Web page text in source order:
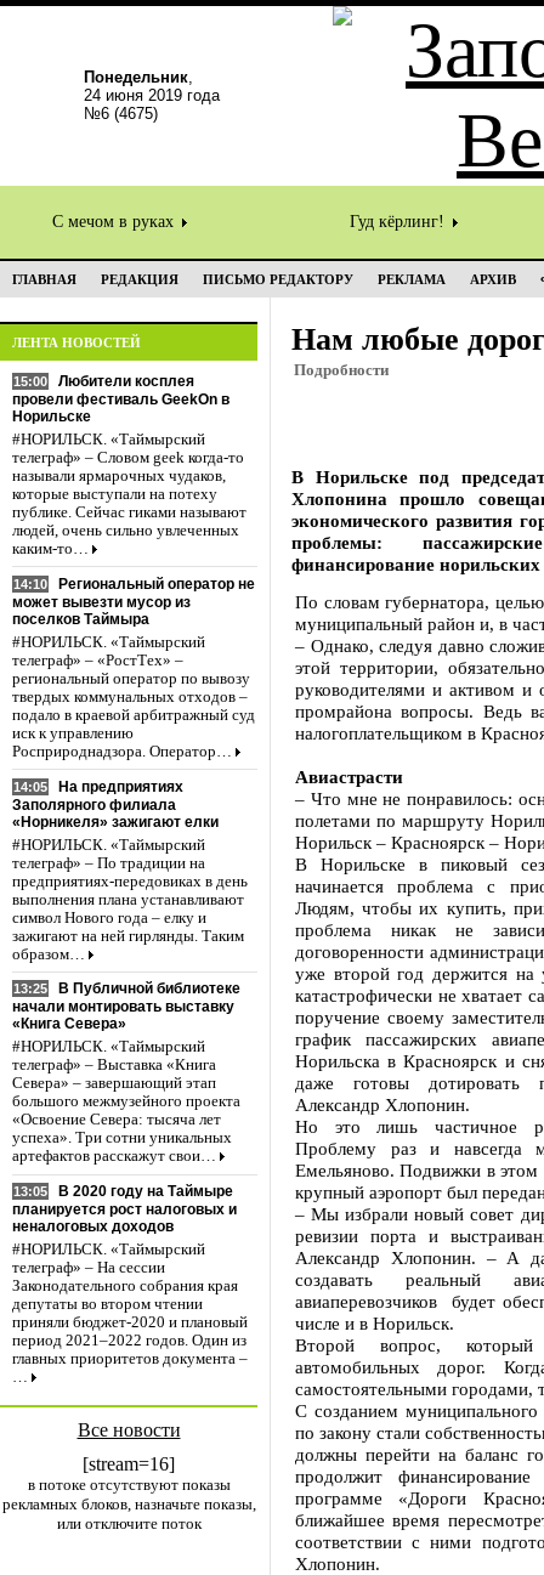
Понедельник,
24 июня 2019 года
№6 (4675)
С мечом в руках Гуд кёрлинг!
ГЛАВНАЯ РЕДАКЦИЯ ПИСЬМО РЕДАКТОРУ РЕКЛАМА АРХИВ
ЛЕНТА НОВОСТЕЙ
15:00
Любители косплея
провели фестиваль GeekOn в
Норильске
#НОРИЛЬСК. «Таймырский
телеграф» – Словом geek когда-то
называли ярмарочных чудаков,
которые выступали на потеху
публике. Сейчас гиками называют
людей, очень сильно увлеченных
каким-то…
14:10
Региональный оператор не
может вывезти мусор из
поселков Таймыра
#НОРИЛЬСК. «Таймырский
телеграф» – «РостТех» –
региональный оператор по вывозу
твердых коммунальных отходов –
подало в краевой арбитражный суд
иск к управлению
Росприроднадзора. Оператор…
14:05
На предприятиях
Заполярного филиала
«Норникеля» зажигают елки
#НОРИЛЬСК. «Таймырский
телеграф» – По традиции на
предприятиях-передовиках в день
выполнения плана устанавливают
символ Нового года – елку и
зажигают на ней гирлянды. Таким
образом…
13:25
В Публичной библиотеке
начали монтировать выставку
«Книга Севера»
#НОРИЛЬСК. «Таймырский
телеграф» – Выставка «Книга
Севера» – завершающий этап
большого межмузейного проекта
«Освоение Севера: тысяча лет
успеха». Три сотни уникальных
артефактов расскажут свои…
13:05
В 2020 году на Таймыре
планируется рост налоговых и
неналоговых доходов
#НОРИЛЬСК. «Таймырский
телеграф» – На сессии
Законодательного собрания края
депутаты во втором чтении
приняли бюджет-2020 и плановый
период 2021–2022 годов. Один из
главных приоритетов документа –
…
Все новости
[stream=16]
в потоке отсутствуют показы
рекламных блоков, назначьте показы,
или отключите поток
Нам любые
Подробности
В Норильске под
Хлопонина прошло
экономического развития
проблемы:
финансирование норильских
По словам губернатора,
муниципальный район и, в
– Однако, следуя давно
этой территории,
руководителями и активом
промрайона вопросы. Ведь
налогоплательщиком в
Авиастрасти
– Что мне не понравилось:
полетами по маршруту
Норильск – Красноярск –
В Норильске в пиковый
начинается проблема с
Людям, чтобы их купить,
проблема никак не
договоренности
уже второй год держится
катастрофически не хватает
поручение своему
график пассажирских
Норильска в Красноярск и
даже готовы дотировать
Александр Хлопонин.
Но это лишь частичное
Проблему раз и навсегда
Емельяново. Подвижки в этом
крупный аэропорт был
– Мы избрали новый совет
ревизии порта и
Александр Хлопонин. – А
создавать реальный
авиаперевозчиков будет
числе и в Норильск.
Второй вопрос,
автомобильных дорог.
самостоятельными городами,
С созданием
по закону стали
должны перейти на баланс
продолжит
программе «Дороги
ближайшее время
соответствии с ними
Хлопонин.